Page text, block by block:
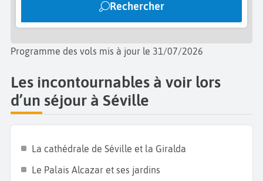
Feria de Abril, qui attirent des milliers de
visiteurs chaque année. Enfin, profitez de la vie
restaurants et spectacles de rue. Séville est un
véritable paradis pour les amateurs de cuisine, avec
des plats typiques comme le flamenquín, le jamón
ibérico, et les tapas servies dans des bars
traditionnels tels que El Rinconcillo, le plus ancien
goûté quelques spécialités comme le cocido
Andaluz, un ragoût composé de viandes, de
Rechercher
Programme des vols mis à jour le 31/07/2026
Les incontournables à voir lors
d’un séjour à Séville
La cathédrale de Séville et la Giralda
Le Palais Alcazar et ses jardins